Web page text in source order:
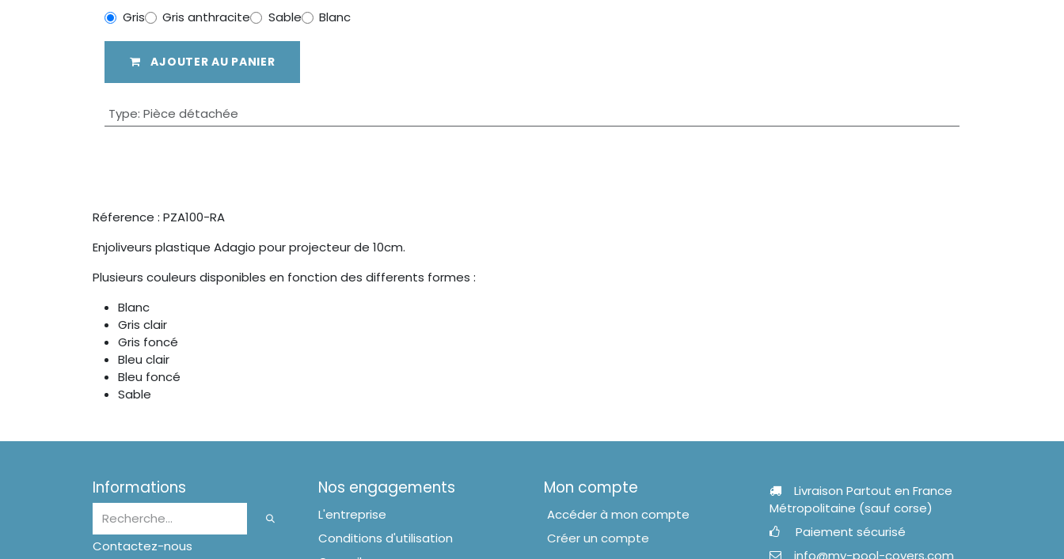
Gris Gris anthracite Sable Blanc
AJOUTER AU PANIER
Type: Pièce détachée
Réference : PZA100-RA
Enjoliveurs plastique Adagio pour projecteur de 10cm.
Plusieurs couleurs disponibles en fonction des differents formes :
Blanc
Gris clair
Gris foncé
Bleu clair
Bleu foncé
Sable
Informations
Contactez-nous
Nos engagements
L'entreprise
Conditions d'utilisation
Mon compte
Accéder à mon compte
Créer un compte
Livraison Partout en France
Métropolitaine (sauf corse)
Paiement sécurisé
info@my-pool-covers.com